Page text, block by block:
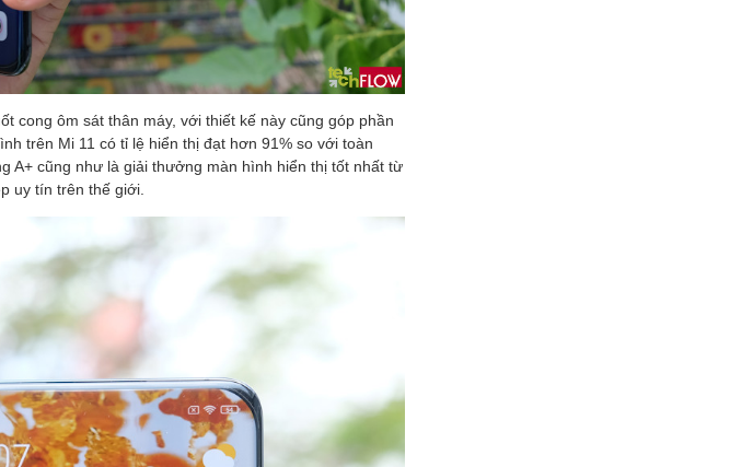
cong ôm sát thân máy, với thiết kế này cũng góp phần
trên Mi 11 có tỉ lệ hiển thị đạt hơn 91% so với toàn
A+ cũng như là giải thưởng màn hình hiển thị tốt nhất từ
uy tín trên thế giới.